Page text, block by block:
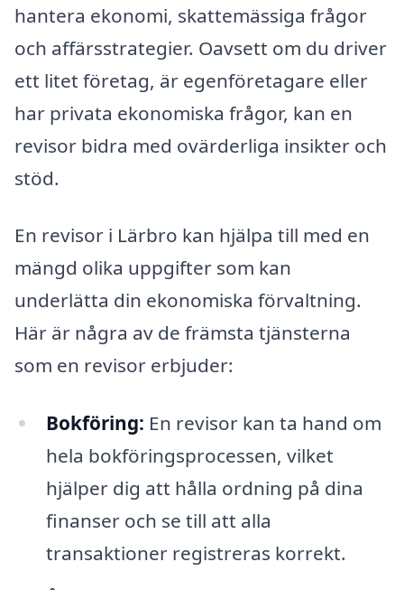
hantera ekonomi, skattemässiga frågor
och affärsstrategier. Oavsett om du driver
ett litet företag, är egenföretagare eller
har privata ekonomiska frågor, kan en
revisor bidra med ovärderliga insikter och
stöd.
En revisor i Lärbro kan hjälpa till med en
mängd olika uppgifter som kan
underlätta din ekonomiska förvaltning.
Här är några av de främsta tjänsterna
som en revisor erbjuder:
Bokföring: En revisor kan ta hand om
hela bokföringsprocessen, vilket
hjälper dig att hålla ordning på dina
finanser och se till att alla
transaktioner registreras korrekt.